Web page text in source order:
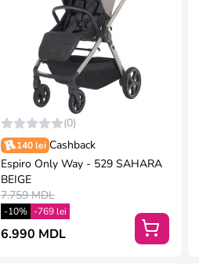
(0)
140 lei Cashback
Espiro Only Way - 529 SAHARA
BEIGE
7.759 MDL
-10% -769 lei
6.990 MDL